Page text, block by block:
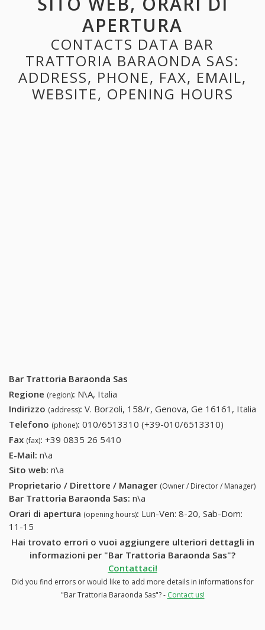
APERTURA
CONTACTS DATA BAR
TRATTORIA BARAONDA SAS:
ADDRESS, PHONE, FAX, EMAIL,
WEBSITE, OPENING HOURS
Bar Trattoria Baraonda Sas
Regione (region): N\A, Italia
Indirizzo (address): V. Borzoli, 158/r, Genova, Ge 16161, Italia
Telefono (phone): 010/6513310 (+39-010/6513310)
Fax (fax): +39 0835 26 5410
E-Mail: n\a
Sito web: n\a
Proprietario / Direttore / Manager (Owner / Director / Manager)
Bar Trattoria Baraonda Sas: n\a
Orari di apertura (opening hours): Lun-Ven: 8-20, Sab-Dom:
11-15
Hai trovato errori o vuoi aggiungere ulteriori dettagli in
informazioni per "Bar Trattoria Baraonda Sas"?
Contattaci!
Did you find errors or would like to add more details in informations for
"Bar Trattoria Baraonda Sas"? - Contact us!